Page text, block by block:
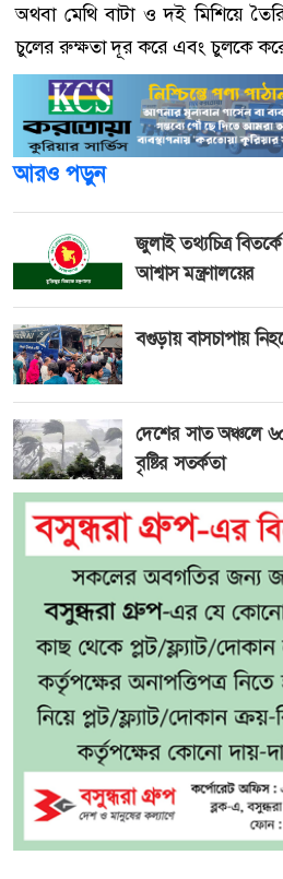
অথবা মেথি বাটা ও দই মিশিয়ে
চুলের রুক্ষতা দূর করে এবং চুলকে
আরও পড়ুন
জুলাই তথ্যচিত্র
আশ্বাস মন্ত্রণালয়ের
বগুড়ায় বাসচাপায়
দেশের সাত অঞ্চলে
বৃষ্টির সতর্কতা